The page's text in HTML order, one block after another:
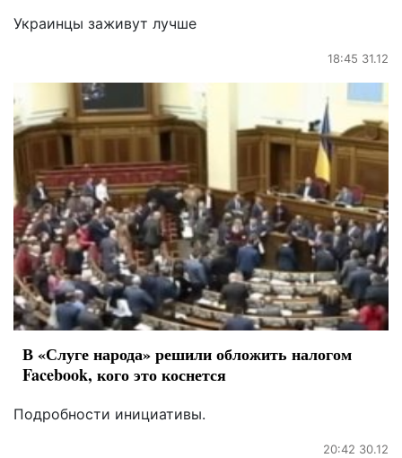
Украинцы заживут лучше
18:45 31.12
В «Слуге народа» решили обложить налогом
Facebook, кого это коснется
Подробности инициативы.
20:42 30.12